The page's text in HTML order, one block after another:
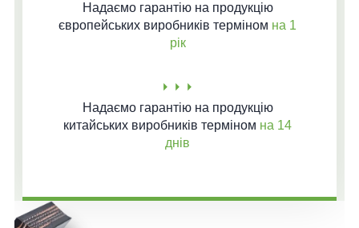
Надаємо гарантіюна продукцію
європейських виробників терміном на 1
рік
Надаємо гарантіюна продукцію
китайських виробників терміном на 14
днів